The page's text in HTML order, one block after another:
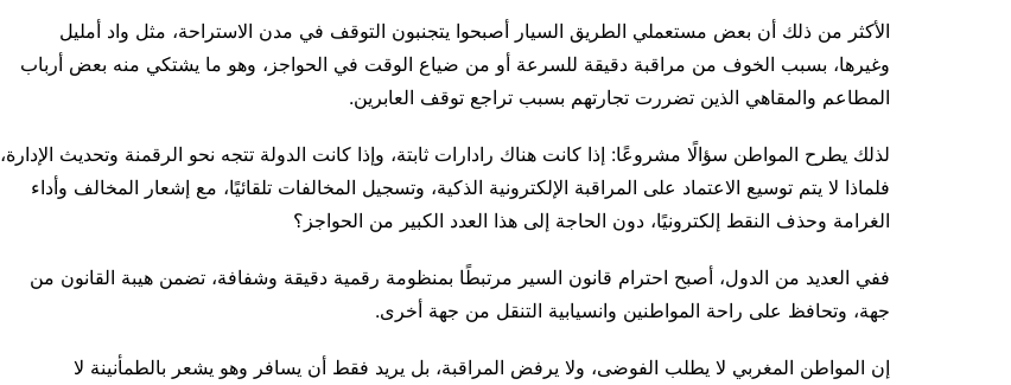
الأكثر من ذلك أن بعض مستعملي الطريق السيار أصبحوا يتجنبون التوقف في مدن الاستراحة، مثل واد أمليل
وغيرها، بسبب الخوف من مراقبة دقيقة للسرعة أو من ضياع الوقت في الحواجز، وهو ما يشتكي منه بعض أرباب
المطاعم والمقاهي الذين تضررت تجارتهم بسبب تراجع توقف العابرين.
لذلك يطرح المواطن سؤالًا مشروعًا: إذا كانت هناك رادارات ثابتة، وإذا كانت الدولة تتجه نحو الرقمنة وتحديث الإدارة،
فلماذا لا يتم توسيع الاعتماد على المراقبة الإلكترونية الذكية، وتسجيل المخالفات تلقائيًا، مع إشعار المخالف وأداء
الغرامة وحذف النقط إلكترونيًا، دون الحاجة إلى هذا العدد الكبير من الحواجز؟
ففي العديد من الدول، أصبح احترام قانون السير مرتبطًا بمنظومة رقمية دقيقة وشفافة، تضمن هيبة القانون من
جهة، وتحافظ على راحة المواطنين وانسيابية التنقل من جهة أخرى.
إن المواطن المغربي لا يطلب الفوضى، ولا يرفض المراقبة، بل يريد فقط أن يسافر وهو يشعر بالطمأنينة لا